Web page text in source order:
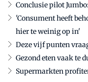
Conclusie pilot
'Consument heeft
hier te weinig op in'
Deze vijf punten
Gezond eten vaak te
Supermarkten